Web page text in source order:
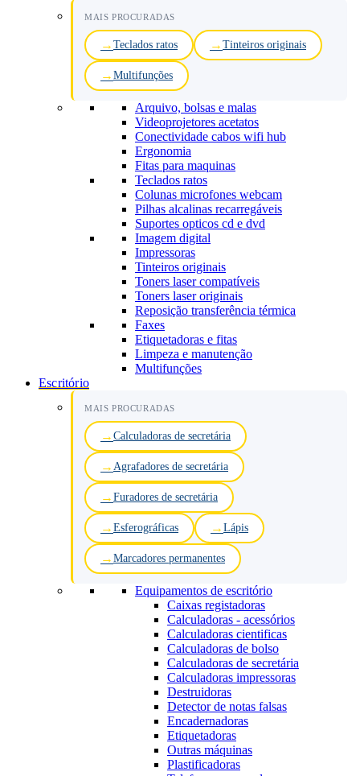
MAIS PROCURADAS
Teclados ratos Tinteiros originais
Multifunções
Arquivo, bolsas e malas
Videoprojetores acetatos
Conectividade cabos wifi hub
Ergonomia
Fitas para maquinas
Teclados ratos
Colunas microfones webcam
Pilhas alcalinas recarregáveis
Suportes opticos cd e dvd
Imagem digital
Impressoras
Tinteiros originais
Toners laser compatíveis
Toners laser originais
Reposição transferência térmica
Faxes
Etiquetadoras e fitas
Limpeza e manutenção
Multifunções
Escritório
MAIS PROCURADAS
Calculadoras de secretária
Agrafadores de secretária
Furadores de secretária
Esferográficas Lápis
Marcadores permanentes
Equipamentos de escritório
Caixas registadoras
Calculadoras - acessórios
Calculadoras cientificas
Calculadoras de bolso
Calculadoras de secretária
Calculadoras impressoras
Destruidoras
Detector de notas falsas
Encadernadoras
Etiquetadoras
Outras máquinas
Plastificadoras